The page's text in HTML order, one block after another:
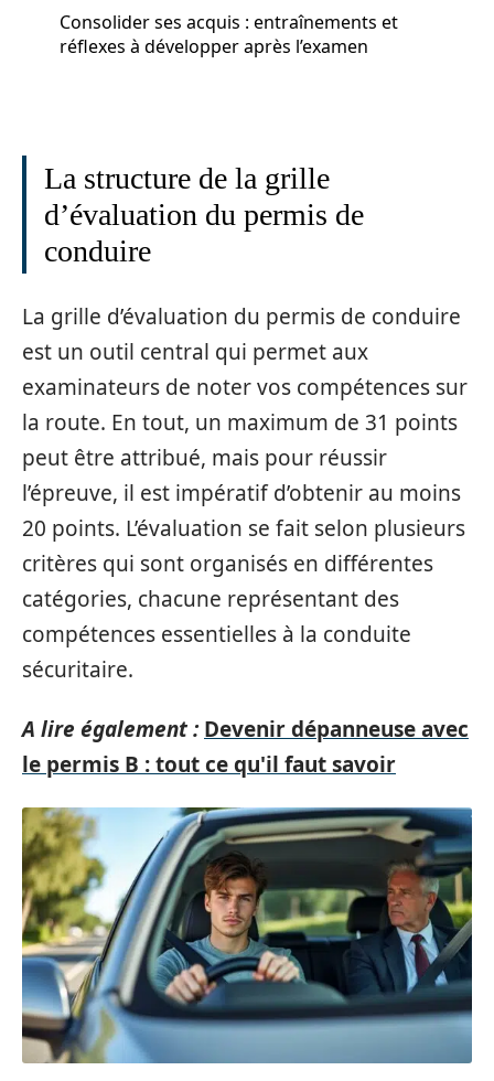
Consolider ses acquis : entraînements et
réflexes à développer après l’examen
La structure de la grille
d’évaluation du permis de
conduire
La grille d’évaluation du permis de conduire
est un outil central qui permet aux
examinateurs de noter vos compétences sur
la route. En tout, un maximum de 31 points
peut être attribué, mais pour réussir
l’épreuve, il est impératif d’obtenir au moins
20 points. L’évaluation se fait selon plusieurs
critères qui sont organisés en différentes
catégories, chacune représentant des
compétences essentielles à la conduite
sécuritaire.
A lire également : Devenir dépanneuse avec
le permis B : tout ce qu'il faut savoir